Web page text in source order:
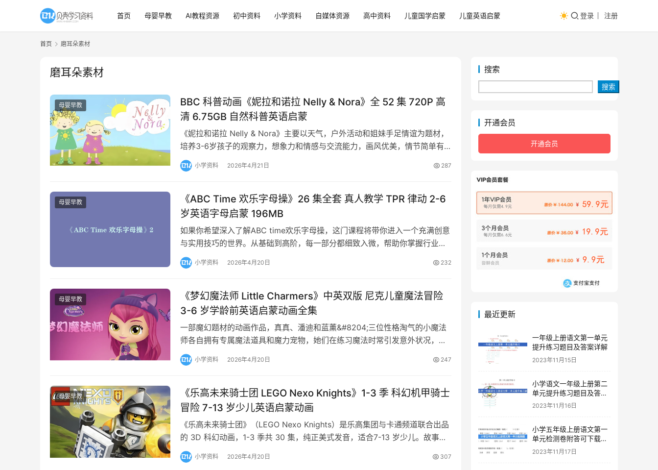
首页 母婴早教 AI教程资源 初中资料 小学资料 自媒体资源 高中资料 儿童国学启蒙 儿童英语启蒙 登录 注册
首页 磨耳朵素材
磨耳朵素材
母婴早教
BBC 科普动画《妮拉和诺拉 Nelly & Nora》全 52 集 720P 高
清 6.75GB 自然科普英语启蒙
《妮拉和诺拉 Nelly & Nora》主要以天气，户外活动和姐妹手足情谊为题材，
培养3-6岁孩子的观察力，想象力和情感与交流能力，画风优美，情节简单有
趣，极其适合初级启蒙…
小学资料 2026年4月21日 287
母婴早教
《ABC Time 欢乐字母操》26 集全套 真人教学 TPR 律动 2-6
岁英语字母启蒙 196MB
如果你希望深入了解ABC time欢乐字母操，这门课程将带你进入一个充满创意
与实用技巧的世界。从基础到高阶，每一部分都细致入微，帮助你掌握行业内
的最新技术与方法。课程设计紧贴实际应…
小学资料 2026年4月20日 232
母婴早教
《梦幻魔法师 Little Charmers》中英双版 尼克儿童魔法冒险
3-6 岁学龄前英语启蒙动画全集
一部魔幻题材的动画作品，真真、潘迪和蓝薰&#8204;三位性格淘气的小魔法
师各自拥有专属魔法道具和魔力宠物，她们在练习魔法时常引发意外状况，随
后通过团队合作解决问题，传递着…
小学资料 2026年4月20日 247
母婴早教
《乐高未来骑士团 LEGO Nexo Knights》1-3 季 科幻机甲骑士
冒险 7-13 岁少儿英语启蒙动画
《乐高未来骑士团》（LEGO Nexo Knights）是乐高集团与卡通频道联合出品
的 3D 科幻动画，1-3 季共 30 集，纯正美式发音，适合7-13 岁少儿。故事设
定在中世纪…
小学资料 2026年4月20日 307
搜索
搜索
开通会员
开通会员
最近更新
一年级上册语文第一单元
提升练习题目及答案详解
2023年11月15日
小学语文一年级上册第二
单元提升练习题目及答案
下载
2023年11月16日
小学五年级上册语文第一
单元检测卷附答可下载打
印
2023年11月17日